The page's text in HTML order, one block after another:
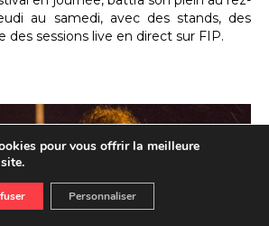
au samedi, avec des stands, des
sessions live en direct sur FIP.
pour vous offrir la meilleure
Personnaliser